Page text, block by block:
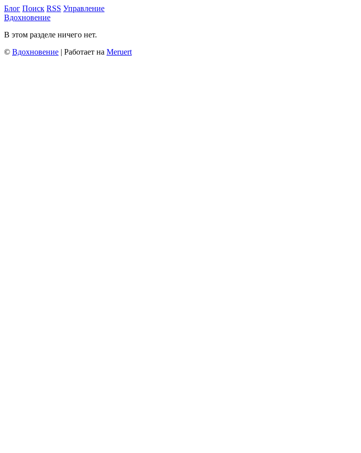
Блог Поиск RSS Управление
Вдохновение
В этом разделе ничего нет.
© Вдохновение | Работает на Meruert